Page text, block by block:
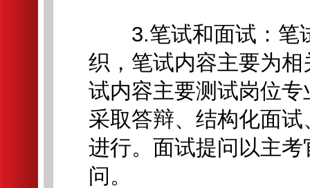
3.笔试和面试：笔
织，笔试内容主要为
试内容主要测试岗位
采取答辩、结构化面
进行。面试提问以主
问。